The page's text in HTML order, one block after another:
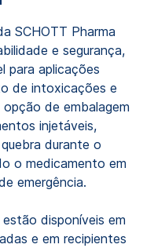
SCHOTT Pharma
e segurança,
para aplicações
de intoxicações e
de embalagem
injetáveis,
durante o
o medicamento em
emergência.
disponíveis em
e em recipientes